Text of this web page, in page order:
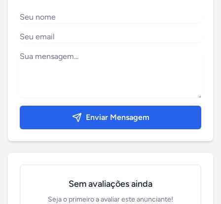
Enviar Mensagem
Sem avaliações ainda
Seja o primeiro a avaliar este anunciante!